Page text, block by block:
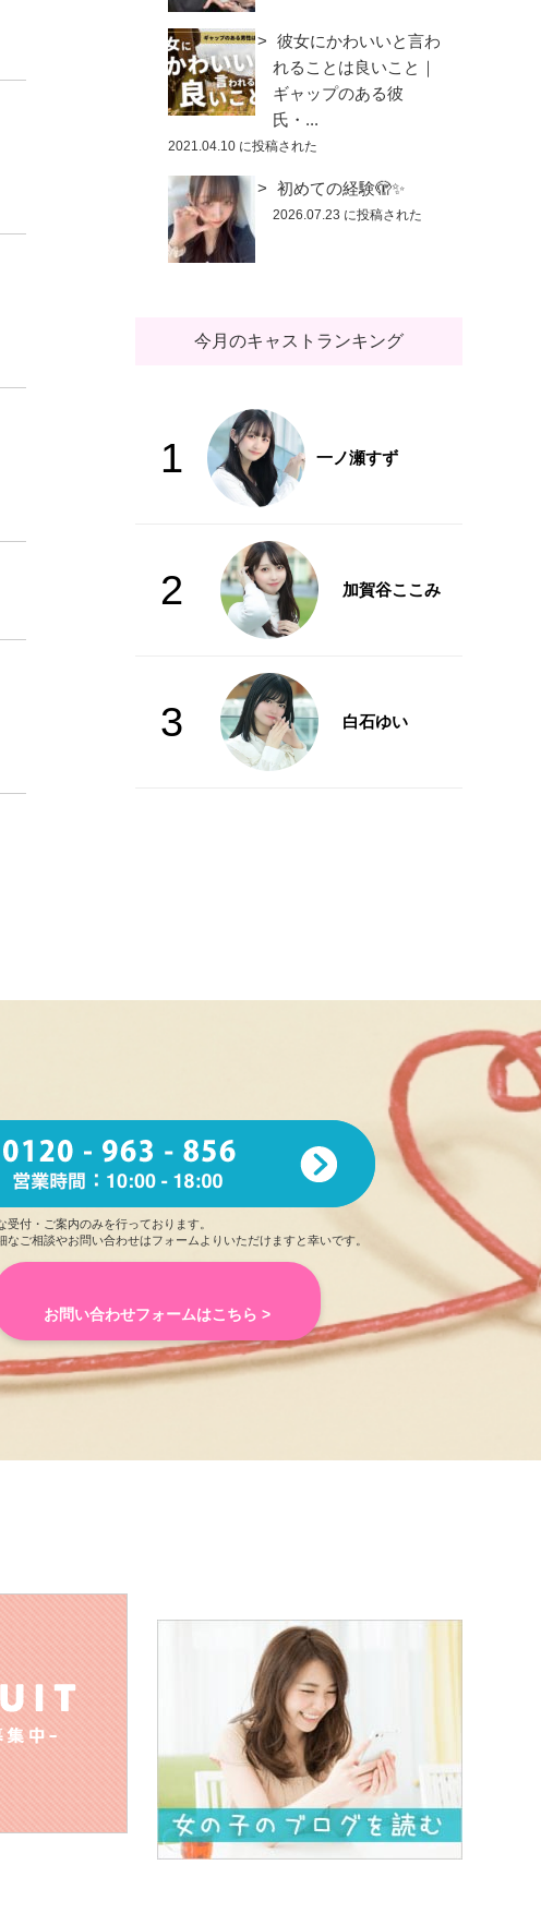
彼女にかわいいと言わ
れることは良いこと｜
ギャップのある彼
氏・...
2021.04.10 に投稿された
初めての経験🫣✨
2026.07.23 に投稿された
今月のキャストランキング
1 一ノ瀬すず
2 加賀谷ここみ
3 白石ゆい
付・ご案内のみを行っております。
なご相談やお問い合わせはフォームよりいただけますと幸いです。
お問い合わせフォームはこちら >